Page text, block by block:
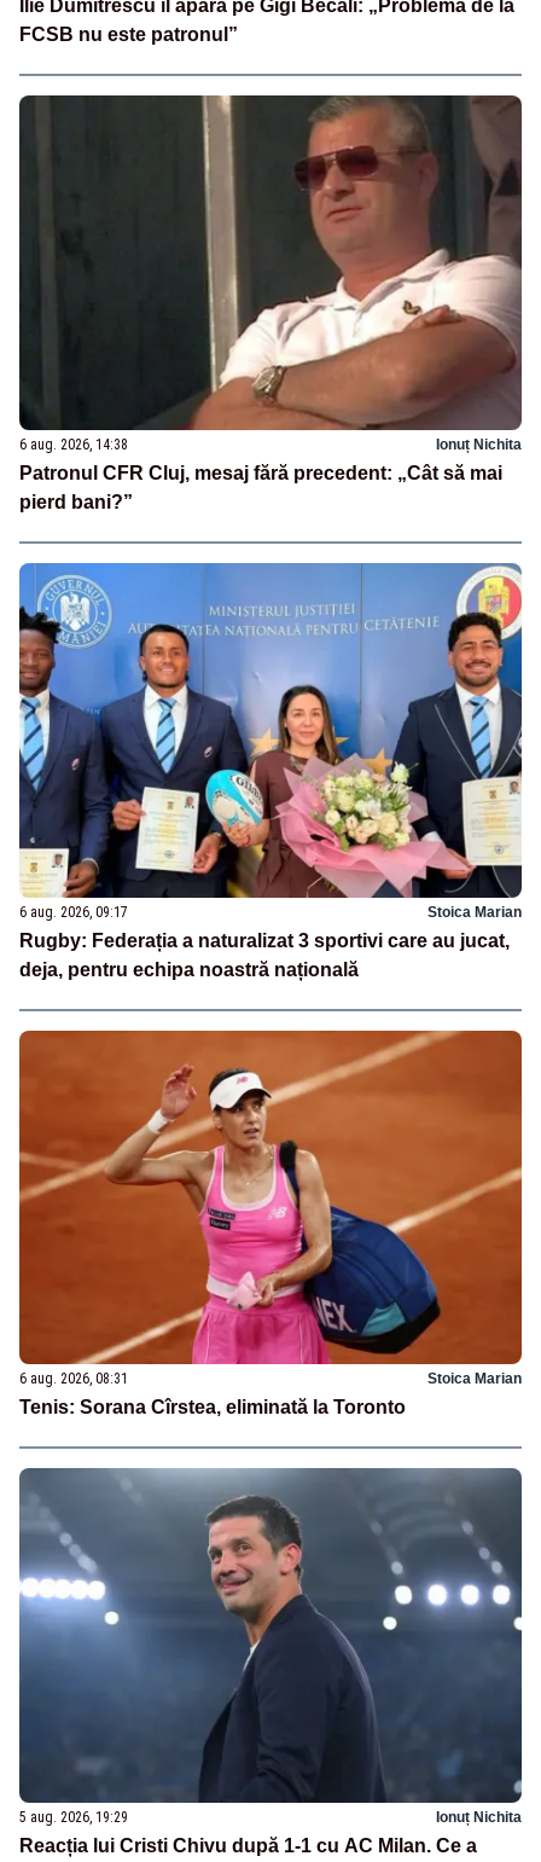
Ilie Dumitrescu îl apără pe Gigi Becali: „Problema de la
FCSB nu este patronul”
6 aug. 2026, 14:38 Ionuț Nichita
Patronul CFR Cluj, mesaj fără precedent: „Cât să mai
pierd bani?”
6 aug. 2026, 09:17 Stoica Marian
Rugby: Federația a naturalizat 3 sportivi care au jucat,
deja, pentru echipa noastră națională
6 aug. 2026, 08:31 Stoica Marian
Tenis: Sorana Cîrstea, eliminată la Toronto
5 aug. 2026, 19:29 Ionuț Nichita
Reacția lui Cristi Chivu după 1-1 cu AC Milan. Ce a